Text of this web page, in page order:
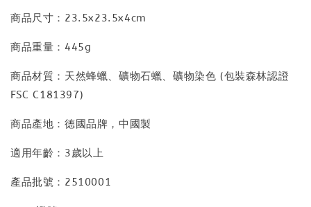
商品尺寸：23.5x23.5x4cm
商品重量：445g
商品材質：天然蜂蠟、礦物石蠟、礦物染色 (包裝森林認證
FSC C181397)
商品產地：德國品牌，中國製
適用年齡：3歲以上
產品批號：2510001